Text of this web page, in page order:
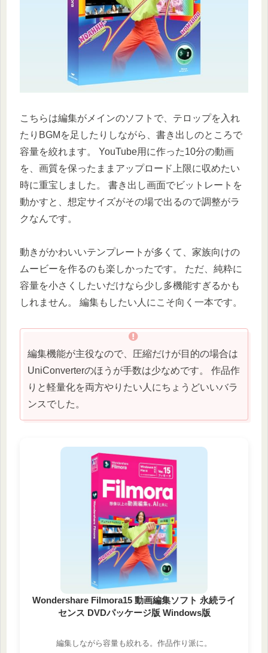
こちらは編集がメインのソフトで、テロップを入れ
たりBGMを足したりしながら、書き出しのところで
容量を絞れます。 YouTube用に作った10分の動画
を、画質を保ったままアップロード上限に収めたい
時に重宝しました。 書き出し画面でビットレートを
動かすと、想定サイズがその場で出るので調整がラ
クなんです。
動きがかわいいテンプレートが多くて、家族向けの
ムービーを作るのも楽しかったです。 ただ、純粋に
容量を小さくしたいだけなら少し多機能すぎるかも
しれません。 編集もしたい人にこそ向く一本です。
編集機能が主役なので、圧縮だけが目的の場合は
UniConverterのほうが手数は少なめです。 作品作
りと軽量化を両方やりたい人にちょうどいいバラ
ンスでした。
Wondershare Filmora15 動画編集ソフト 永続ライ
センス DVDパッケージ版 Windows版
編集しながら容量も絞れる。作品作り派に。